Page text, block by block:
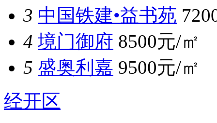
3 中国铁建•益书苑
4 境门御府 8500元/㎡
5 盛奥利嘉 9500元/㎡
经开区